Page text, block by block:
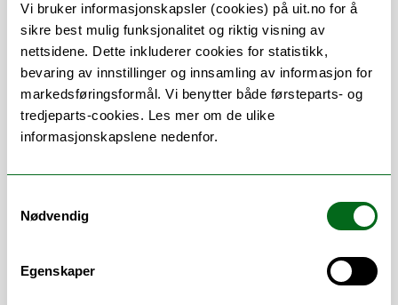
Vi bruker informasjonskapsler (cookies) på uit.no for å
sikre best mulig funksjonalitet og riktig visning av
nettsidene. Dette inkluderer cookies for statistikk,
bevaring av innstillinger og innsamling av informasjon for
markedsføringsformål. Vi benytter både førsteparts- og
tredjeparts-cookies. Les mer om de ulike
informasjonskapslene nedenfor.
Nødvendig
Egenskaper
hvordan vi utvikler oss utenfor
klasserommet, det være seg alene eller
med andre, i ulike situasjoner ute eller på
reise, eller i samspill med folk fra andre
kulturer og livserfaringer. Konsekvent
gjennom hele min karriere har vært mitt
fokus på den spesielle plassen språk
senere tid har forskningen min også
("adventure") med et spesielt øye på